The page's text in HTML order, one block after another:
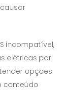
incompatível,
elétricas por
opções
conteúdo